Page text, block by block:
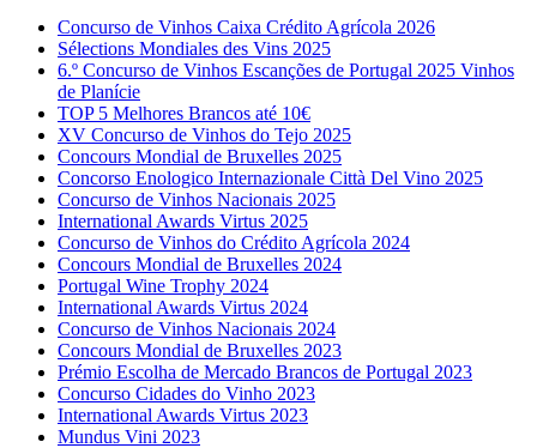
Concurso de Vinhos Caixa Crédito Agrícola 2026
Sélections Mondiales des Vins 2025
6.º Concurso de Vinhos Escanções de Portugal 2025 Vinhos
de Planície
TOP 5 Melhores Brancos até 10€
XV Concurso de Vinhos do Tejo 2025
Concours Mondial de Bruxelles 2025
Concorso Enologico Internazionale Città Del Vino 2025
Concurso de Vinhos Nacionais 2025
International Awards Virtus 2025
Concurso de Vinhos do Crédito Agrícola 2024
Concours Mondial de Bruxelles 2024
Portugal Wine Trophy 2024
International Awards Virtus 2024
Concurso de Vinhos Nacionais 2024
Concours Mondial de Bruxelles 2023
Prémio Escolha de Mercado Brancos de Portugal 2023
Concurso Cidades do Vinho 2023
International Awards Virtus 2023
Mundus Vini 2023